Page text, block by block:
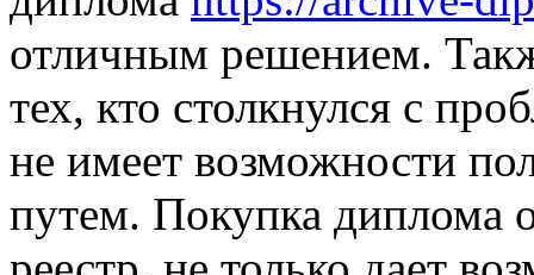
отличным решением.
тех, кто столкнулся с
не имеет возможности
путем. Покупка диплома